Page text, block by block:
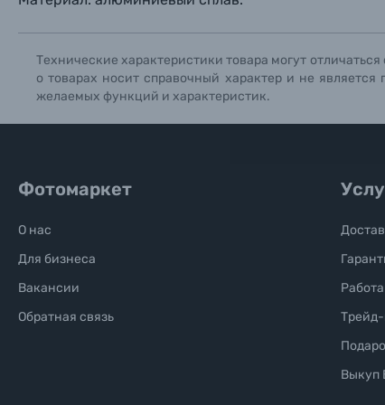
Солнцезащитные очки
Б/У фототехника (Комиссионные товары)
Технические характеристики товара могут
о товарах носит справочный характер и не
желаемых функций и характеристик.
Фотомаркет
О нас
Для бизнеса
Вакансии
Обратная связь
Выкуп